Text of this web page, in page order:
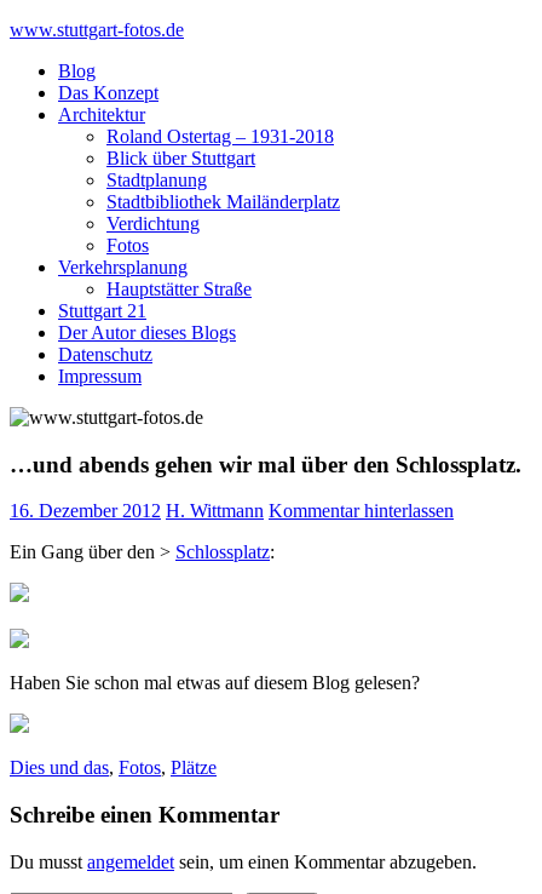
Skip
content
www.stuttgart-fotos.de
Blog
Das Konzept
Architektur
Roland Ostertag – 1931-2018
Blick über Stuttgart
Stadtplanung
Stadtbibliothek Mailänderplatz
Verdichtung
Fotos
Verkehrsplanung
Hauptstätter Straße
Stuttgart 21
Der Autor dieses Blogs
Datenschutz
Impressum
…und abends gehen wir mal über den Schlossplatz.
16. Dezember 2012 H. Wittmann Kommentar hinterlassen
Ein Gang über den > Schlossplatz:
Haben Sie schon mal etwas auf diesem Blog gelesen?
Dies und das, Fotos, Plätze
Schreibe einen Kommentar
Du musst angemeldet sein, um einen Kommentar abzugeben.